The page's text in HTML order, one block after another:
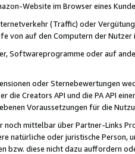
Website im Browser eines
(Traffic) oder
von auf den Computern der
Softwareprogramme oder auf
oder Sternebewertungen
die Creators API und die PA API
Voraussetzungen für die
noch mittelbar über Partner-Links
natürliche oder juristische
bzw. diese nicht dazu auffordern